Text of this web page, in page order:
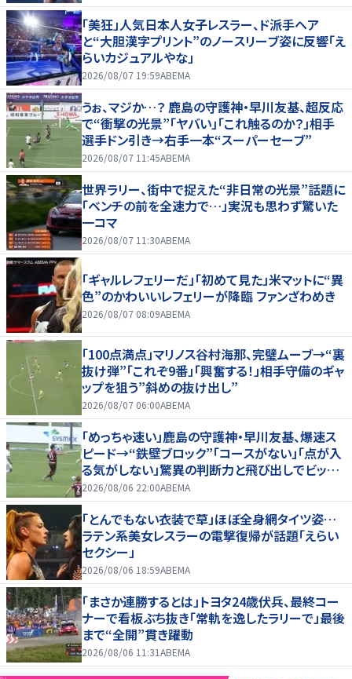
「美狂」人気日本人女子レスラー、ド派手ヘア
と“大胆漢字プリント”のノースリーブ姿に反響「え
らいカジュアルやな」
2026/08/07 19:59ABEMA
うぉ、マジか…？ 鹿島の守護神・早川友基、超反応
で“衝撃の光景”「ヤバい」「これ触るのか？」相手
選手ドン引き→右手一本“スーパーセーブ”
2026/08/07 11:45ABEMA
世界ラリー、街中で捉えた“非日常の光景”話題に
「ベンチの前を全速力で…」実況も思わず驚いた
一コマ
2026/08/07 11:30ABEMA
「ギャルレフェリーだ」「初めて見た」米マットに“異
色”のかわいいレフェリーが降臨 ファンざわめき
2026/08/07 08:09ABEMA
「100点満点」マリノス谷村海那、完璧ムーブ→“裏
抜け弾”「これぞ9番」「興奮する！」相手守備のギャ
ップを狙う”斜めの抜け出し”
2026/08/07 06:00ABEMA
「めっちゃ速い」鹿島の守護神・早川友基、爆速ス
ピード→“鉄壁ブロック”「コースがない」「点が入
る気がしない」驚異の判断力と飛び出しでビッグ
セーブ
2026/08/06 22:00ABEMA
「とんでもない衣装で草」ほぼ全身網タイツ姿…
ラテン系美女レスラーの電撃復帰が話題「えらい
セクシー」
2026/08/06 18:59ABEMA
「まさか連勝するとは」トヨタ24歳伏兵、最終コー
ナーで看板ぶち抜き「常軌を逸したラリーで」最後
まで“全開”貫き躍動
2026/08/06 11:31ABEMA